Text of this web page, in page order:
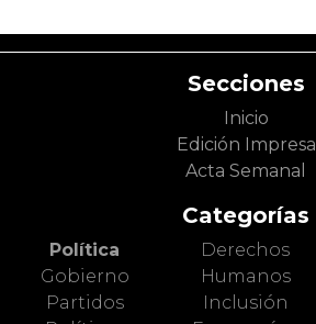
Secciones
Inicio
Edición Impresa
Acta Semanal
Categorías
Política
Gobierno
Partidos
Derechos
Humanos
Inclusión